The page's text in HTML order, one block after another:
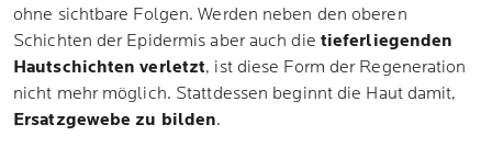
ohne sichtbare Folgen. Werden neben den oberen
Schichten der Epidermis aber auch die tieferliegenden
Hautschichten verletzt, ist diese Form der Regeneration
nicht mehr möglich. Stattdessen beginnt die Haut damit,
Ersatzgewebe zu bilden.